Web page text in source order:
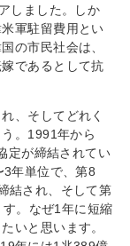
しました。しか
軍駐留費用とい
の市民社会は、
であるとして抗
、そしてどれく
。1991年から
定が締結されてい
年単位で、第8
結され、そして第
。なぜ1年に短縮
いと思います。